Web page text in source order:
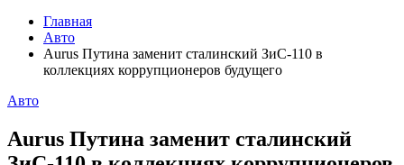
Главная
Авто
Aurus Путина заменит сталинский ЗиС-110 в
коллекциях коррупционеров будущего
Авто
Aurus Путина заменит сталинский